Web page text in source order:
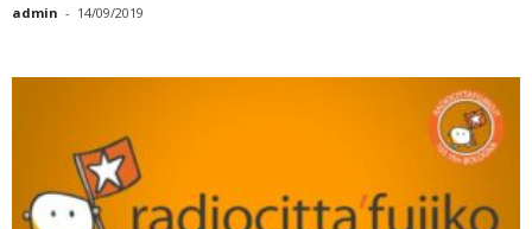
admin - 14/09/2019